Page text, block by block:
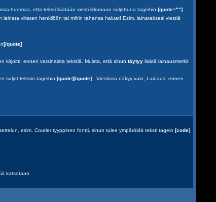
huomaa, että teksti lisätään viesti-ikkunaan suljettuna tageihin [quote=""]
lainata viitaten henkilöön tai mihin tahansa haluat! Esim. lainataksesi viestiä
[/quote]
kirjoitti: ennen varsinaista tekstiä. Muista, että sinun täytyy lisätä lainausmerkit
suljet tekstin tageihin [quote][/quote] . Viestissä näkyy vain, Lainaus: ennen
esim. Courier tyyppinen fontti, sinun tulee ympäröidä teksti tagein [code]
katsotaan.